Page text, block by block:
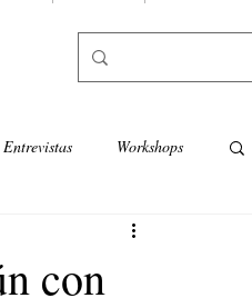
Entrevistas Workshops
con